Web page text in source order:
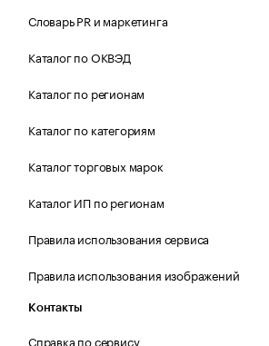
Словарь PR и маркетинга
Каталог по ОКВЭД
Каталог по регионам
Каталог по категориям
Каталог торговых марок
Каталог ИП по регионам
Правила использования сервиса
Правила использования изображений
Контакты
Справка по сервису